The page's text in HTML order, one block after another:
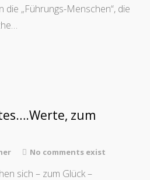
„Führungs-Menschen“, die
zum
No comments exist
sich – zum Glück –